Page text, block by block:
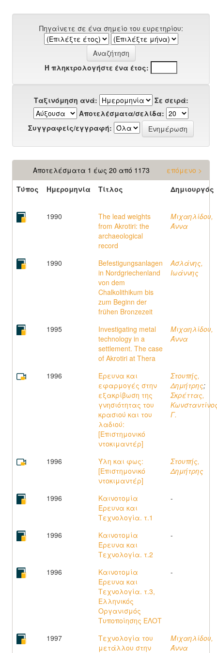
Πηγαίνετε σε ένα σημείο του ευρετηρίου:
Ή πληκτρολογήστε ένα έτος:
Ταξινόμηση ανά:
Σε σειρά:
Αποτελέσματα/σελίδα:
Συγγραφείς/εγγραφή:
Αποτελέσματα 1 έως 20 από 1173
επόμενο >
Τύπος
Ημερομηνία Τίτλος Δημιουργός
1990
The lead weights
from Akrotiri: the
archaeological
record
Μιχαηλίδου,
Άννα
1990
Befestigungsanlagen
in Nordgriechenland
von dem
Chalkolithikum bis
zum Beginn der
frühen Bronzezeit
Ασλάνης,
Ιωάννης
1995
Investigating metal
technology in a
settlement. The case
of Akrotiri at Thera
Μιχαηλίδου,
Άννα
1996
Έρευνα και
εφαρμογές στην
εξακρίβωση της
γνησιότητας του
κρασιού και του
λαδιού:
[Επιστημονικό
ντοκιμαντέρ]
Στουπής,
Δημήτρης;
Σκρέττας,
Γ.
1996
Ύλη και φως:
[Επιστημονικό
ντοκιμαντέρ]
Στουπής,
Δημήτρης
1996
Καινοτομία
Έρευνα και
Τεχνολογία. τ.1
-
1996
Καινοτομία
Έρευνα και
Τεχνολογία. τ.2
-
1996
Καινοτομία
Έρευνα και
Τεχνολογία. τ.3,
Ελληνικός
Οργανισμός
Τυποποίησης ΕΛΟΤ
-
1997
Τεχνολογία του
μετάλλου στην
Μιχαηλίδου,
Άννα